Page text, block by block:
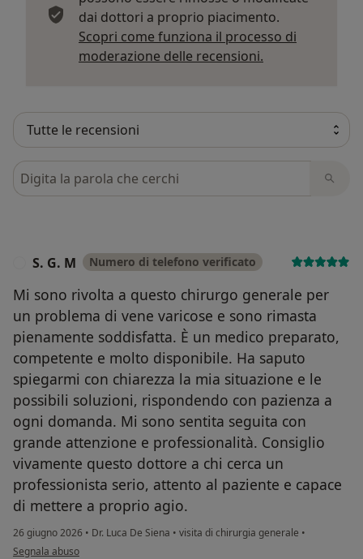
dai dottori a proprio piacimento.
Scopri come funziona il processo di
moderazione delle recensioni.
Cerca nelle recensioni
S. G. M Numero di telefono verificato
Mi sono rivolta a questo chirurgo generale per
un problema di vene varicose e sono rimasta
pienamente soddisfatta. È un medico preparato,
competente e molto disponibile. Ha saputo
spiegarmi con chiarezza la mia situazione e le
possibili soluzioni, rispondendo con pazienza a
ogni domanda. Mi sono sentita seguita con
grande attenzione e professionalità. Consiglio
vivamente questo dottore a chi cerca un
professionista serio, attento al paziente e capace
di mettere a proprio agio.
26 giugno 2026 • Dr. Luca De Siena • visita di chirurgia generale •
secondo l'opinione dell'utente S. G. M
Segnala abuso